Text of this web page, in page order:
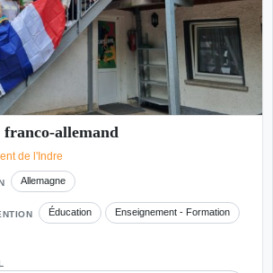
franco-allemand
de l'Indre
Allemagne
Éducation Enseignement - Formation